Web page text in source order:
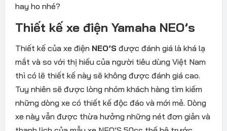
hay ho nhé?
Thiết kế xe điện Yamaha NEO’s
Thiết kế của xe điện NEO’Sđược đánh giá là khá lạ
mắt và so với thị hiếu của người tiêu dùng Việt Nam
thì có lẽ thiết kế này sẽ không được đánh giá cao.
Tuy nhiên sẽ được lòng nhóm khách hàng tìm kiếm
những dòng xe có thiết kế độc đáo và mới mẻ. Dòng
xe này vẫn được thừa hưởng những nét đơn giản và